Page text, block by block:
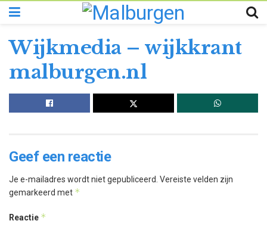
Wijkmedia – wijkkrant
malburgen.nl
Geef een reactie
Je e-mailadres wordt niet gepubliceerd. Vereiste velden zijn
gemarkeerd met *
Reactie *